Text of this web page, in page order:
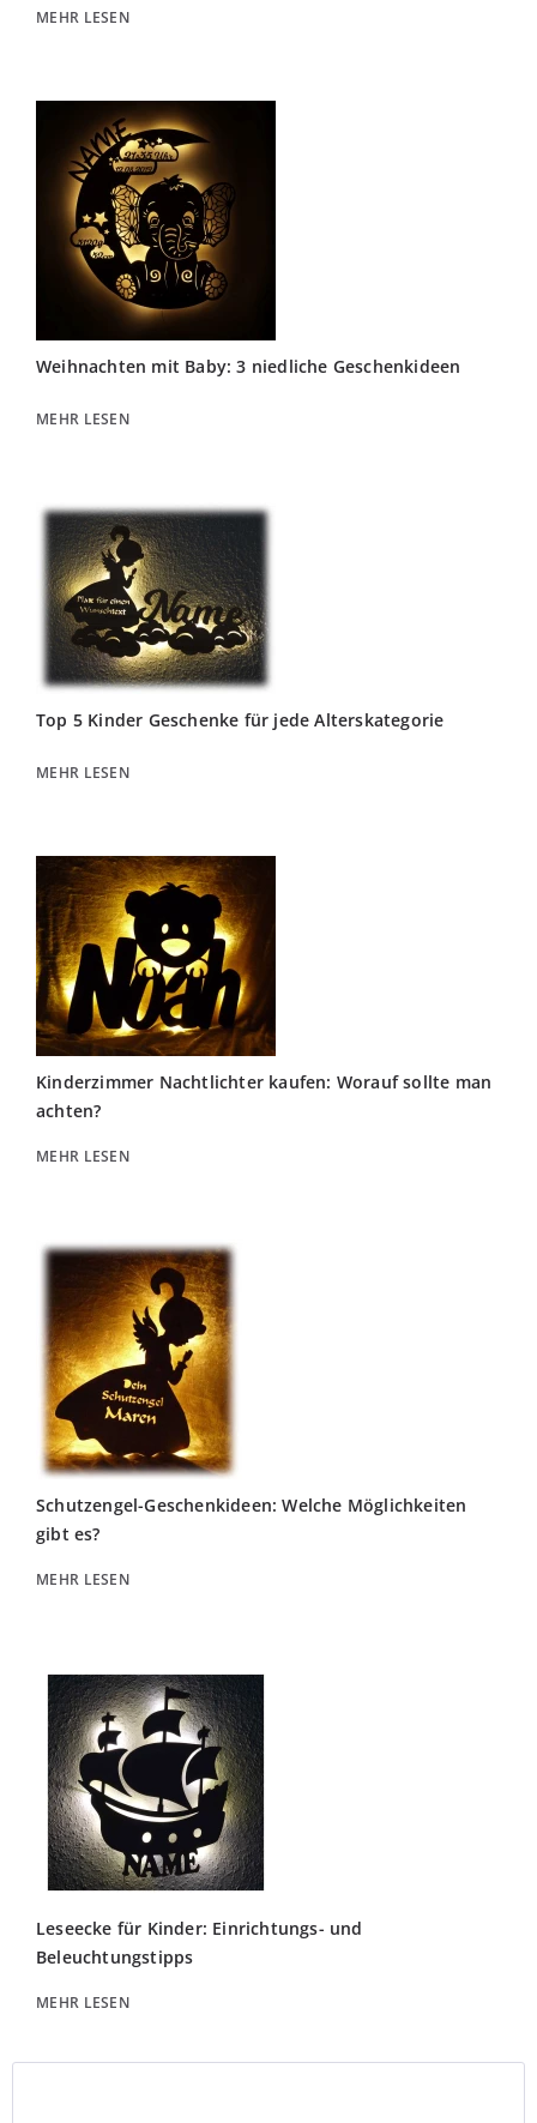
MEHR LESEN
Weihnachten mit Baby: 3 niedliche Geschenkideen
MEHR LESEN
Top 5 Kinder Geschenke für jede Alterskategorie
MEHR LESEN
Kinderzimmer Nachtlichter kaufen: Worauf sollte man
achten?
MEHR LESEN
Schutzengel-Geschenkideen: Welche Möglichkeiten
gibt es?
MEHR LESEN
Leseecke für Kinder: Einrichtungs- und
Beleuchtungstipps
MEHR LESEN